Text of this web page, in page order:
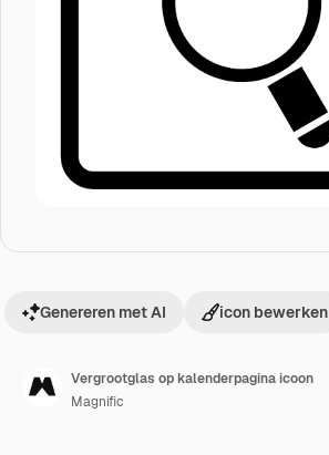
Genereren met AI icon bewerken
Vergrootglas op kalenderpagina icoon
Magnific